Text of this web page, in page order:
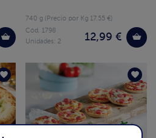
740 g (Precio por Kg 17.55 €)
12,99 €
Cód. 1798
Unidades: 2